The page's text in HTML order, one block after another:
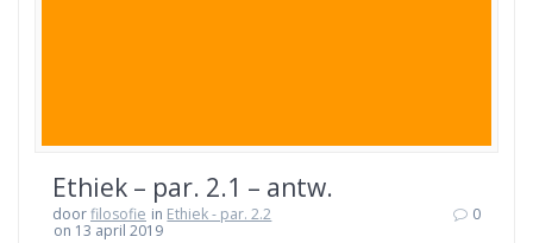
Ethiek – par. 2.1 – antw.
doorfilosofie in Ethiek - par. 2.2
on 13 april 2019
0